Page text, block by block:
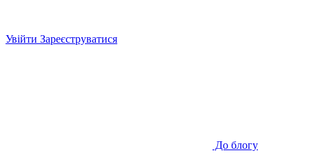
Увійти Зареєструватися
До блогу